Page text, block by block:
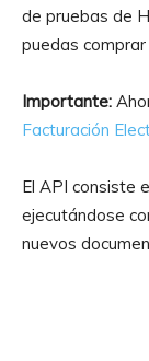
de pruebas de
puedas
Importante:
Facturación
El API consiste
ejecutándose
nuevos